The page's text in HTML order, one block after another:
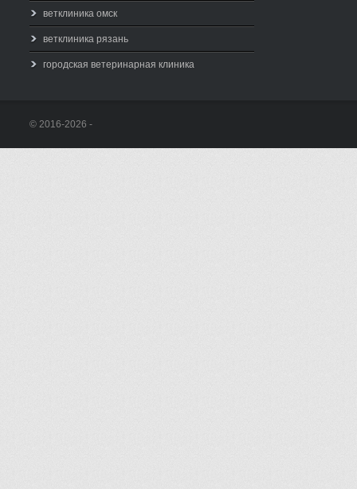
ветклиника омск
ветклиника рязань
городская ветеринарная клиника
© 2016-2026 -